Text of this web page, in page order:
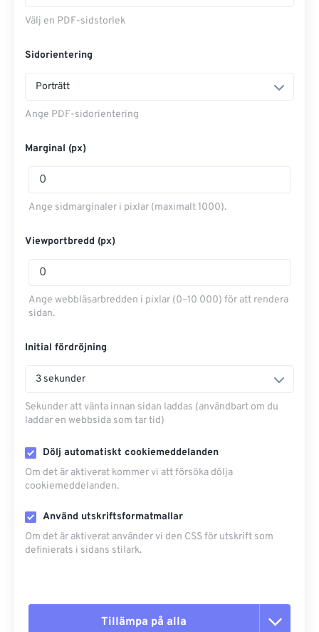
Välj en PDF-sidstorlek
Sidorientering
Porträtt
Ange PDF-sidorientering
Marginal (px)
Ange sidmarginaler i pixlar (maximalt 1000).
Viewportbredd (px)
Ange webbläsarbredden i pixlar (0–10 000) för att rendera
sidan.
Initial fördröjning
3 sekunder
Sekunder att vänta innan sidan laddas (användbart om du
laddar en webbsida som tar tid)
Dölj automatiskt cookiemeddelanden
Om det är aktiverat kommer vi att försöka dölja
cookiemeddelanden.
Använd utskriftsformatmallar
Om det är aktiverat använder vi den CSS för utskrift som
definierats i sidans stilark.
Tillämpa på alla